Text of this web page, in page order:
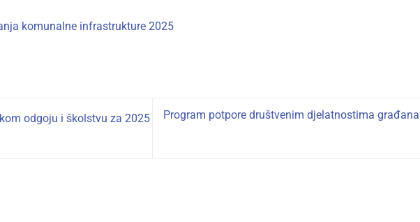
komunalne infrastrukture 2025
odgoju i školstvu za 2025
Program potpore društvenim djelatnostima